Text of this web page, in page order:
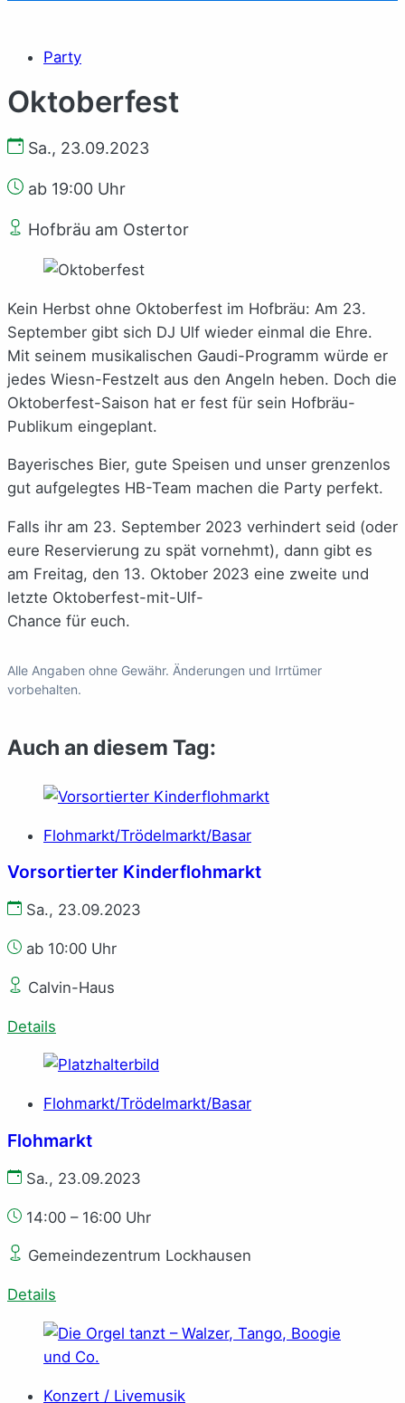
Party
Oktoberfest
Sa., 23.09.2023
ab 19:00 Uhr
Hofbräu am Ostertor
Kein Herbst ohne Oktoberfest im Hofbräu: Am 23.
September gibt sich DJ Ulf wieder einmal die Ehre.
Mit seinem musikalischen Gaudi-Programm würde er
jedes Wiesn-Festzelt aus den Angeln heben. Doch die
Oktoberfest-Saison hat er fest für sein Hofbräu-
Publikum eingeplant.
Bayerisches Bier, gute Speisen und unser grenzenlos
gut aufgelegtes HB-Team machen die Party perfekt.
Falls ihr am 23. September 2023 verhindert seid (oder
eure Reservierung zu spät vornehmt), dann gibt es
am Freitag, den 13. Oktober 2023 eine zweite und
letzte Oktoberfest-mit-Ulf-
Chance für euch.
Alle Angaben ohne Gewähr. Änderungen und Irrtümer
vorbehalten.
Auch an diesem Tag:
Flohmarkt/Trödelmarkt/Basar
Vorsortierter Kinderflohmarkt
Sa., 23.09.2023
ab 10:00 Uhr
Calvin-Haus
Details
Flohmarkt/Trödelmarkt/Basar
Flohmarkt
Sa., 23.09.2023
14:00 – 16:00 Uhr
Gemeindezentrum Lockhausen
Details
Konzert / Livemusik